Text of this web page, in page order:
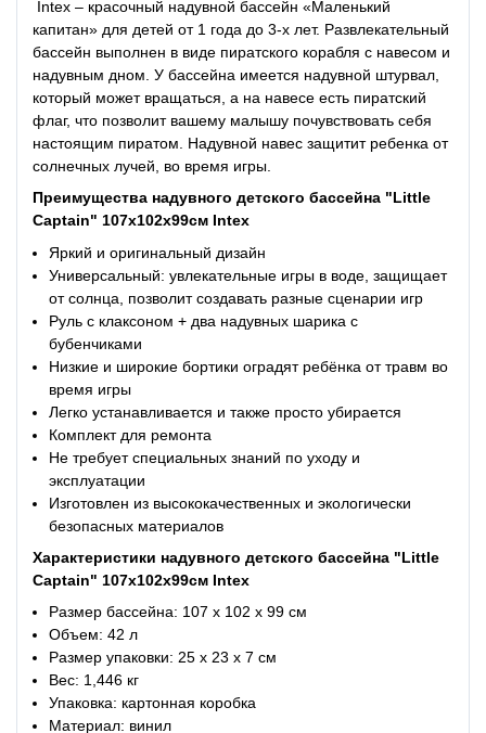
Intex – красочный надувной бассейн «Маленький
капитан» для детей от 1 года до 3-х лет. Развлекательный
бассейн выполнен в виде пиратского корабля с навесом и
надувным дном. У бассейна имеется надувной штурвал,
который может вращаться, а на навесе есть пиратский
флаг, что позволит вашему малышу почувствовать себя
настоящим пиратом. Надувной навес защитит ребенка от
солнечных лучей, во время игры.
Преимущества надувного детского бассейна "Little
Captain" 107х102х99см Intex
Яркий и оригинальный дизайн
Универсальный: увлекательные игры в воде, защищает
от солнца, позволит создавать разные сценарии игр
Руль с клаксоном + два надувных шарика с
бубенчиками
Низкие и широкие бортики оградят ребёнка от травм во
время игры
Легко устанавливается и также просто убирается
Комплект для ремонта
Не требует специальных знаний по уходу и
эксплуатации
Изготовлен из высококачественных и экологически
безопасных материалов
Характеристики надувного детского бассейна "Little
Captain" 107х102х99см Intex
Размер бассейна: 107 х 102 х 99 см
Объем: 42 л
Размер упаковки: 25 х 23 х 7 см
Вес: 1,446 кг
Упаковка: картонная коробка
Материал: винил